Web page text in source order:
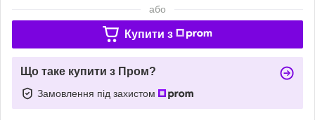
або
Купити з
Що таке купити з Пром?
Замовлення під захистом